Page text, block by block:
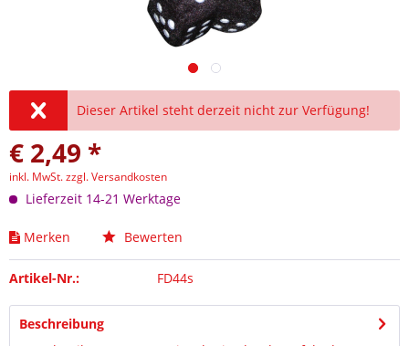
Dieser Artikel steht derzeit nicht zur Verfügung!
€ 2,49 *
inkl. MwSt.zzgl. Versandkosten
Lieferzeit 14-21 Werktage
Merken Bewerten
Artikel-Nr.: FD44s
Beschreibung